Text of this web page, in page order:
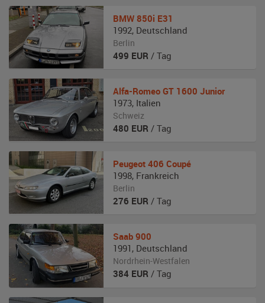
BMW 850i E31
1992, Deutschland
Berlin
499 EUR / Tag
Alfa-Romeo GT 1600 Junior
1973, Italien
Schweiz
480 EUR / Tag
Peugeot 406 Coupé
1998, Frankreich
Berlin
276 EUR / Tag
Saab 900
1991 , Deutschland
Nordrhein-Westfalen
384 EUR / Tag